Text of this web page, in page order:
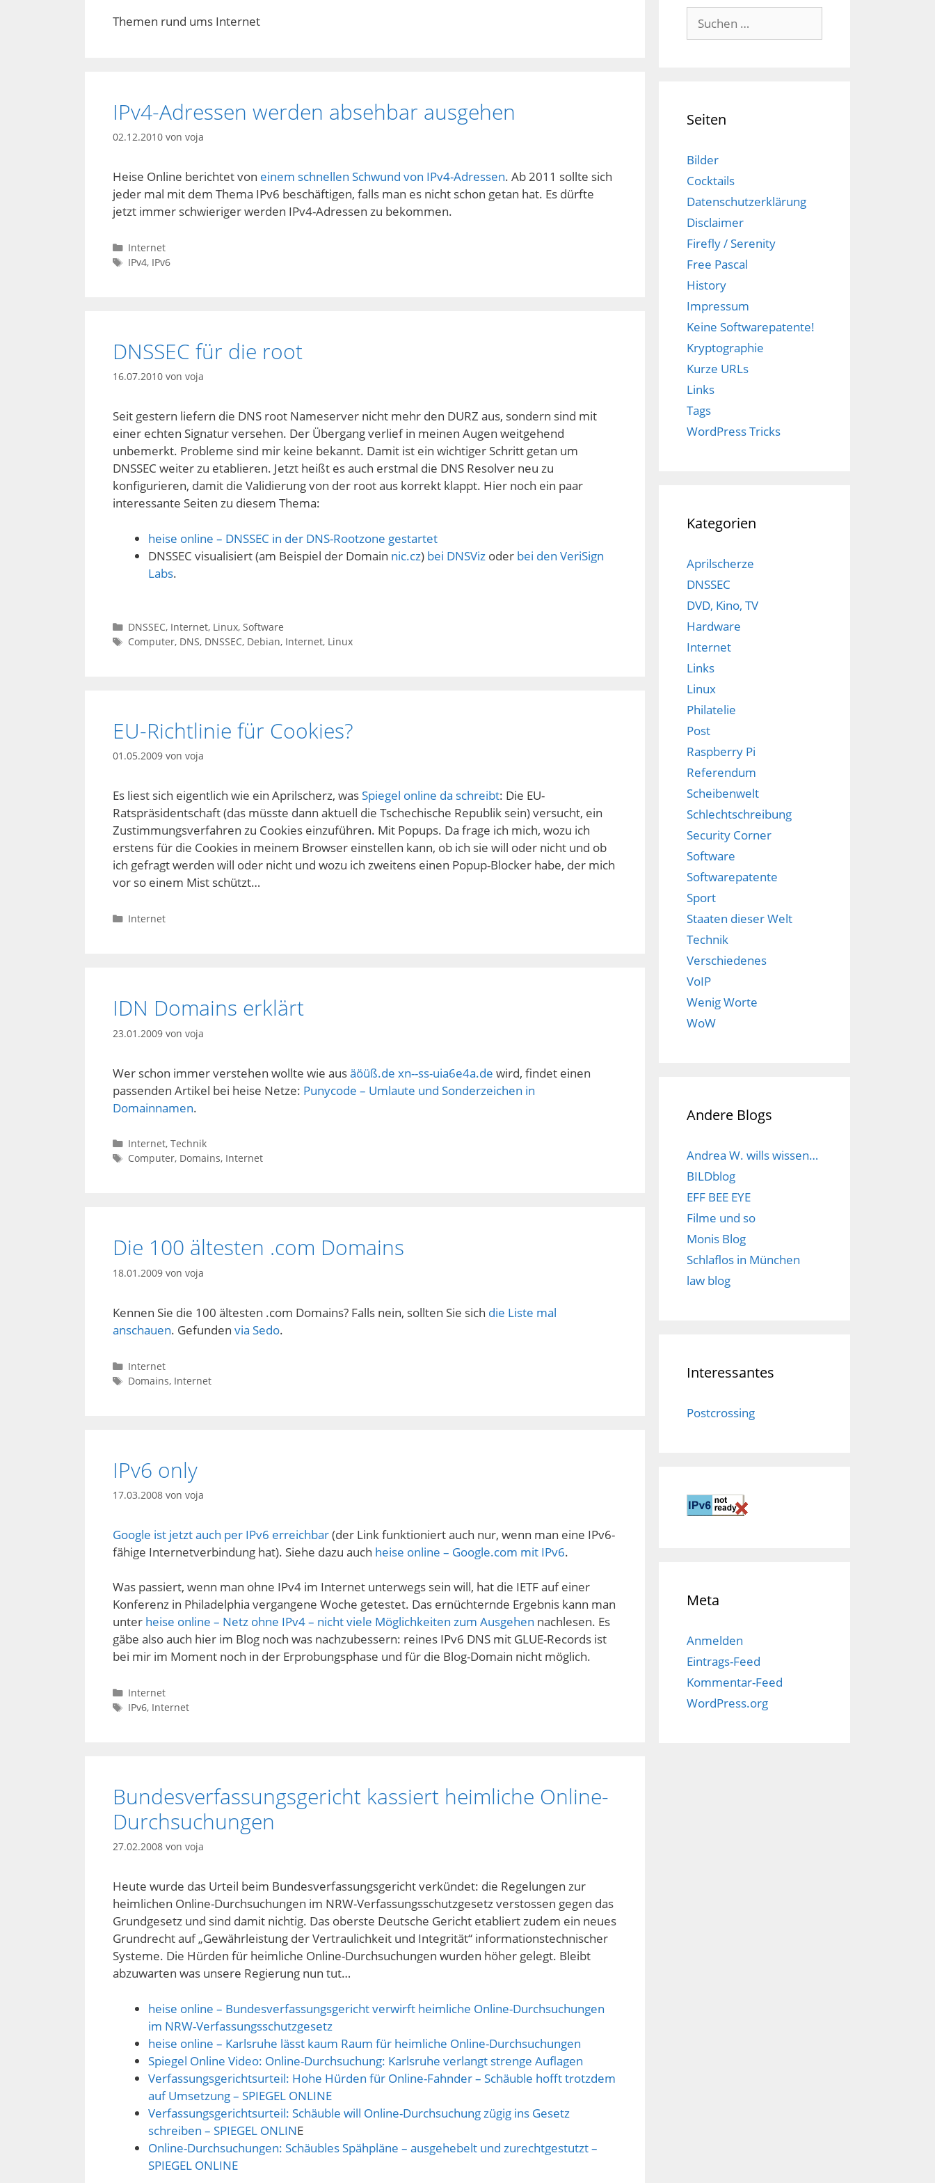
Themen rund ums Internet
IPv4-Adressen werden absehbar ausgehen
02.12.2010 von voja
Heise Online berichtet von einem schnellen Schwund von IPv4-Adressen. Ab 2011 sollte sich
jeder mal mit dem Thema IPv6 beschäftigen, falls man es nicht schon getan hat. Es dürfte
jetzt immer schwieriger werden IPv4-Adressen zu bekommen.
Kategorien
Internet
Schlagwörter
IPv4, IPv6
DNSSEC für die root
16.07.2010 von voja
Seit gestern liefern die DNS root Nameserver nicht mehr den DURZ aus, sondern sind mit
einer echten Signatur versehen. Der Übergang verlief in meinen Augen weitgehend
unbemerkt. Probleme sind mir keine bekannt. Damit ist ein wichtiger Schritt getan um
DNSSEC weiter zu etablieren. Jetzt heißt es auch erstmal die DNS Resolver neu zu
konfigurieren, damit die Validierung von der root aus korrekt klappt. Hier noch ein paar
interessante Seiten zu diesem Thema:
heise online – DNSSEC in der DNS-Rootzone gestartet
DNSSEC visualisiert (am Beispiel der Domain nic.cz) bei DNSViz oder bei den VeriSign
Labs.
Kategorien
DNSSEC, Internet, Linux, Software
Schlagwörter
Computer, DNS, DNSSEC, Debian, Internet, Linux
EU-Richtlinie für Cookies?
01.05.2009 von voja
Es liest sich eigentlich wie ein Aprilscherz, wasSpiegel online da schreibt: Die EU-
Ratspräsidentschaft (das müsste dann aktuell die Tschechische Republik sein) versucht, ein
Zustimmungsverfahren zu Cookies einzuführen. Mit Popups. Da frage ich mich, wozu ich
erstens für die Cookies in meinem Browser einstellen kann, ob ich sie will oder nicht und ob
ich gefragt werden will oder nicht und wozu ich zweitens einen Popup-Blocker habe, der mich
vor so einem Mist schützt…
Kategorien
Internet
IDN Domains erklärt
23.01.2009 von voja
Wer schon immer verstehen wollte wie ausäöüß.de xn--ss-uia6e4a.de wird, findet einen
passenden Artikel bei heise Netze: Punycode – Umlaute und Sonderzeichen in
Domainnamen.
Kategorien
Internet, Technik
Schlagwörter
Computer, Domains, Internet
Die 100 ältesten .com Domains
18.01.2009 von voja
Kennen Sie die 100 ältesten .com Domains? Falls nein, sollten Sie sich die Liste mal
anschauen. Gefunden via Sedo.
Kategorien
Internet
Schlagwörter
Domains, Internet
IPv6 only
17.03.2008 von voja
Google ist jetzt auch per IPv6 erreichbar(der Link funktioniert auch nur, wenn man eine IPv6-
fähige Internetverbindung hat). Siehe dazu auch heise online – Google.com mit IPv6.
Was passiert, wenn man ohne IPv4 im Internet unterwegs sein will, hat die IETF auf einer
Konferenz in Philadelphia vergangene Woche getestet. Das ernüchternde Ergebnis kann man
unter heise online – Netz ohne IPv4 – nicht viele Möglichkeiten zum Ausgehen nachlesen. Es
gäbe also auch hier im Blog noch was nachzubessern: reines IPv6 DNS mit GLUE-Records ist
bei mir im Moment noch in der Erprobungsphase und für die Blog-Domain nicht möglich.
Kategorien
Internet
Schlagwörter
IPv6, Internet
Bundesverfassungsgericht kassiert heimliche Online-
Durchsuchungen
27.02.2008 von voja
Heute wurde das Urteil beim Bundesverfassungsgericht verkündet: die Regelungen zur
heimlichen Online-Durchsuchungen im NRW-Verfassungsschutzgesetz verstossen gegen das
Grundgesetz und sind damit nichtig. Das oberste Deutsche Gericht etabliert zudem ein neues
Grundrecht auf „Gewährleistung der Vertraulichkeit und Integrität“ informationstechnischer
Systeme. Die Hürden für heimliche Online-Durchsuchungen wurden höher gelegt. Bleibt
abzuwarten was unsere Regierung nun tut…
heise online – Bundesverfassungsgericht verwirft heimliche Online-Durchsuchungen
im NRW-Verfassungsschutzgesetz
heise online – Karlsruhe lässt kaum Raum für heimliche Online-Durchsuchungen
Spiegel Online Video: Online-Durchsuchung: Karlsruhe verlangt strenge Auflagen
Verfassungsgerichtsurteil: Hohe Hürden für Online-Fahnder – Schäuble hofft trotzdem
auf Umsetzung – SPIEGEL ONLINE
Verfassungsgerichtsurteil: Schäuble will Online-Durchsuchung zügig ins Gesetz
schreiben – SPIEGEL ONLINE
Online-Durchsuchungen: Schäubles Spähpläne – ausgehebelt und zurechtgestutzt –
SPIEGEL ONLINE
Suchen
nach:
Seiten
Bilder
Cocktails
Datenschutzerklärung
Disclaimer
Firefly / Serenity
Free Pascal
History
Impressum
Keine Softwarepatente!
Kryptographie
Kurze URLs
Links
Tags
WordPress Tricks
Kategorien
Aprilscherze
DNSSEC
DVD, Kino, TV
Hardware
Internet
Links
Linux
Philatelie
Post
Raspberry Pi
Referendum
Scheibenwelt
Schlechtschreibung
Security Corner
Software
Softwarepatente
Sport
Staaten dieser Welt
Technik
Verschiedenes
VoIP
Wenig Worte
WoW
Andere Blogs
Andrea W. wills wissen…
BILDblog
EFF BEE EYE
Filme und so
Monis Blog
Schlaflos in München
law blog
Interessantes
Postcrossing
Meta
Anmelden
Eintrags-Feed
Kommentar-Feed
WordPress.org